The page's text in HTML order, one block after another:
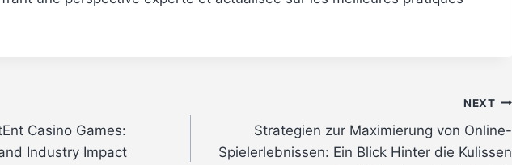
Casino Games:
Industry Impact
NEXT
Strategien zur Maximierung von Online-
Spielerlebnissen: Ein Blick Hinter die Kulissen